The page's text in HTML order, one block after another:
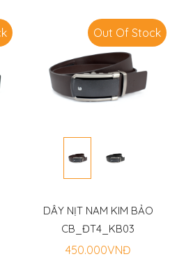
Out Of Stock
DÂY NỊT NAM KIM BẢO
CB_ĐT4_KB03
450.000VNĐ